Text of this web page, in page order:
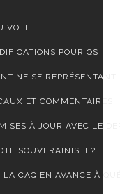
VOTE
POUR QS
NE SE REPRÉSENTANT
ET COMMENTAIRES
À JOUR AVEC LE
SOUVERAINISTE?
CAQ EN AVANCE À